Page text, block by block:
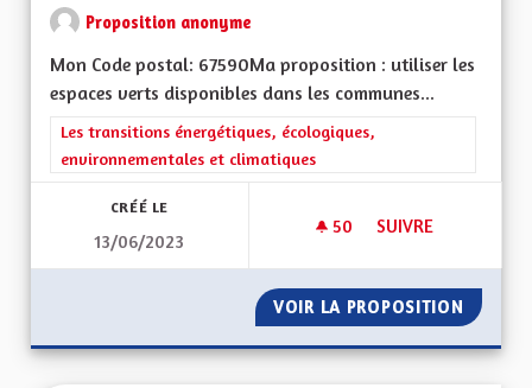
Proposition anonyme
Mon Code postal: 67590Ma proposition : utiliser les
espaces verts disponibles dans les communes...
Filtrer les résultats de la catégorie : Les transitions
Les transitions énergétiques, écologiques,
environnementales et climatiques
CRÉÉ LE
13/06/2023
50 50 ABONNÉS
SUIVRE
VOIR LA PROPOSITION